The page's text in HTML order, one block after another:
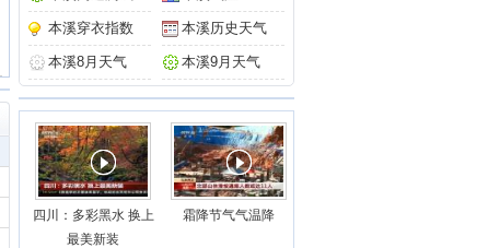
本溪穿衣指数 本溪历史天气
本溪8月天气 本溪9月天气
四川：多彩黑水 换上
最美新装
霜降节气气温降